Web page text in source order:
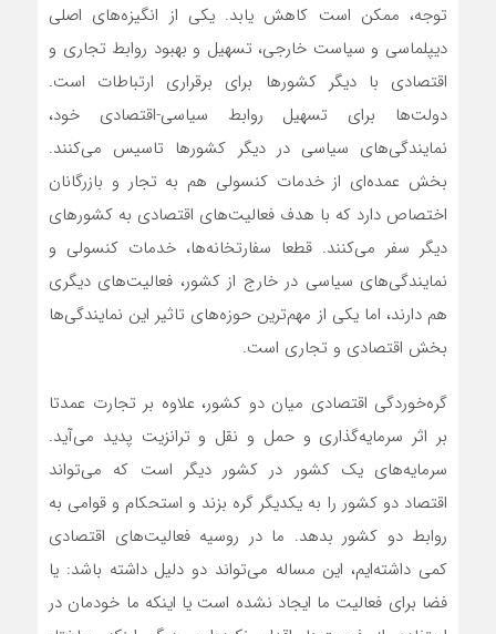
توجه، ممکن است کاهش یابد. یکی از انگیزه‌های اصلی
دیپلماسی و سیاست خارجی، تسهیل و بهبود روابط تجاری و
اقتصادی با دیگر کشورها برای برقراری ارتباطات است.
دولت‌ها برای تسهیل روابط سیاسی-اقتصادی خود،
نمایندگی‌های سیاسی در دیگر کشورها تاسیس می‌کنند.
بخش عمده‌ای از خدمات کنسولی هم به تجار و بازرگانان
اختصاص دارد که با هدف فعالیت‌های اقتصادی به کشورهای
دیگر سفر می‌کنند. قطعا سفارتخانه‌ها، خدمات کنسولی و
نمایندگی‌های سیاسی در خارج از کشور، فعالیت‌های دیگری
هم دارند، اما یکی از مهم‌ترین حوزه‌های تاثیر این نمایندگی‌ها
بخش اقتصادی و تجاری است.
گره‌خوردگی اقتصادی میان دو کشور، علاوه بر تجارت عمدتا
بر اثر سرمایه‌گذاری و حمل و نقل و ترانزیت پدید می‌آید.
سرمایه‌های یک کشور در کشور دیگر است که می‌تواند
اقتصاد دو کشور را به یکدیگر گره بزند و استحکام و قوامی به
روابط دو کشور بدهد. ما در روسیه فعالیت‌های اقتصادی
کمی داشته‌ایم، این مساله می‌تواند دو دلیل داشته‌ باشد: یا
فضا برای فعالیت ما ایجاد نشده است یا اینکه ما خودمان در